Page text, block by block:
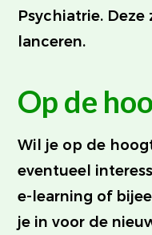
Psychiatrie.
lanceren.
Op de
Wil je op de
eventueel
e-learning of
je in voor de